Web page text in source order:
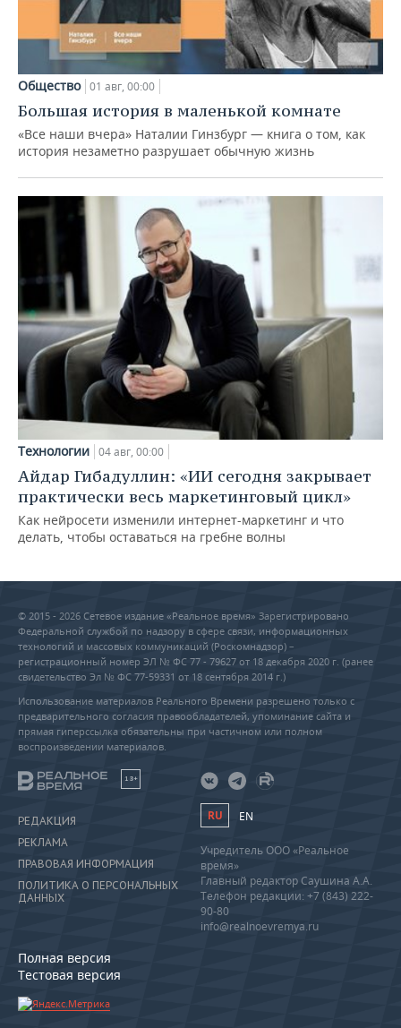
Общество 01 авг, 00:00
Большая история в маленькой комнате
«Все наши вчера» Наталии Гинзбург — книга о том, как
история незаметно разрушает обычную жизнь
Технологии 04 авг, 00:00
Айдар Гибадуллин: «ИИ сегодня закрывает
практически весь маркетинговый цикл»
Как нейросети изменили интернет-маркетинг и что
делать, чтобы оставаться на гребне волны
© 2015 - 2026 Сетевое издание «Реальное время» Зарегистрировано
Федеральной службой по надзору в сфере связи, информационных
технологий и массовых коммуникаций (Роскомнадзор) –
регистрационный номер ЭЛ № ФС 77 - 79627 от 18 декабря 2020 г. (ранее
свидетельство Эл № ФС 77-59331 от 18 сентября 2014 г.)
Использование материалов Реального Времени разрешено только с
предварительного согласия правообладателей, упоминание сайта и
прямая гиперссылка обязательны при частичном или полном
воспроизведении материалов.
18+
РЕДАКЦИЯ
РЕКЛАМА
ПРАВОВАЯ ИНФОРМАЦИЯ
ПОЛИТИКА О ПЕРСОНАЛЬНЫХ
ДАННЫХ
Полная версия
Тестовая версия
RU EN
Учредитель ООО «Реальное
время»
Главный редактор Саушина А.А.
Телефон редакции: +7 (843) 222-
90-80
info@realnoevremya.ru